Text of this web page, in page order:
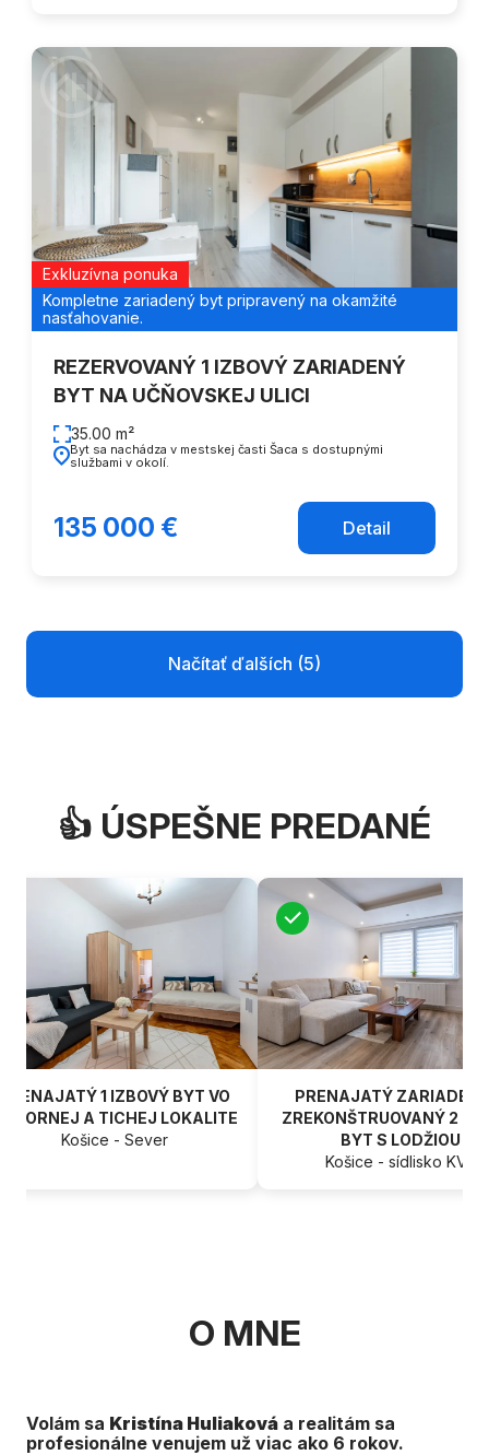
Exkluzívna ponuka
Kompletne zariadený byt pripravený na okamžité
nasťahovanie.
REZERVOVANÝ 1 IZBOVÝ ZARIADENÝ
BYT NA UČŇOVSKEJ ULICI
35.00 m²
Byt sa nachádza v mestskej časti Šaca s dostupnými
službami v okolí.
135 000 € Detail
Načítať ďalších (5)
👍 ÚSPEŠNE PREDANÉ
1 IZBOVÝ BYT VO
A TICHEJ LOKALITE
Košice - Sever
PRENAJATÝ
ZREKONŠTRUOVANÝ 2
BYT S LODŽIOU
Košice - sídlisko KVP
O MNE
Volám sa Kristína Huliaková a realitám sa
profesionálne venujem už viac ako 6 rokov.